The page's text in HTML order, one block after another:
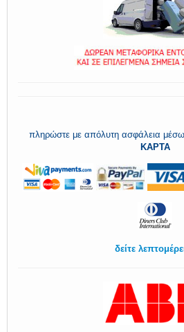
πληρώστε με απόλυτη ασφάλεια μέσω
ΚΑΡΤΑ
δείτε